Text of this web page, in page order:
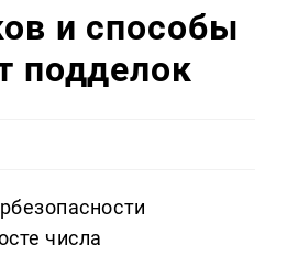
и способы
подделок
числа